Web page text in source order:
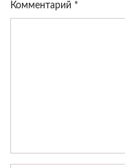
Комментарий *